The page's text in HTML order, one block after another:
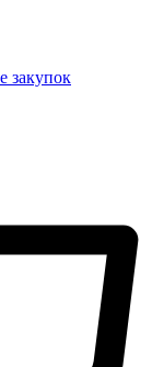
закупок